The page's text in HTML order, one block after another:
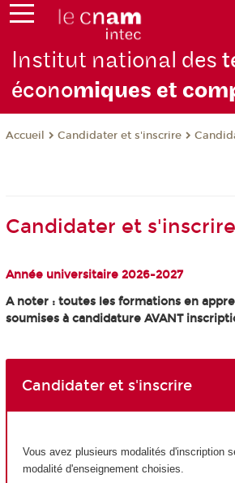
Institut national des
économiques et com
Accueil Candidater et s'inscrire
Candidater et s'inscrire
Année universitaire 2026-2027
A noter : toutes les formations en
soumises à candidature AVANT
Candidater et s'inscrire
Vous avez plusieurs modalités d'inscription
modalité d'enseignement choisies.